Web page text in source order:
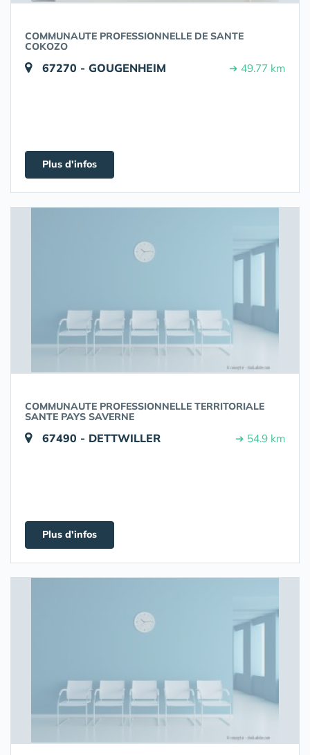
COMMUNAUTE PROFESSIONNELLE DE SANTE
COKOZO
67270 - GOUGENHEIM ➔ 49.77 km
Plus d'infos
COMMUNAUTE PROFESSIONNELLE TERRITORIALE
SANTE PAYS SAVERNE
67490 - DETTWILLER ➔ 54.9 km
Plus d'infos